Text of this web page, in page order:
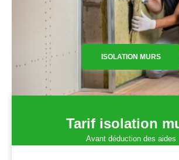
ISOLATION MURS
Tarif isolation
Avant déduction des aides